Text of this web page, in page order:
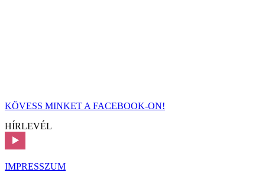
KÖVESS MINKET A FACEBOOK-ON!
HÍRLEVÉL
IMPRESSZUM